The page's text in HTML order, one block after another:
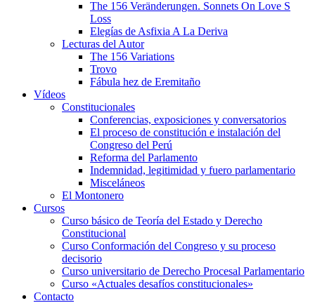
The 156 Veränderungen. Sonnets On Love S
Loss
Elegías de Asfixia A La Deriva
Lecturas del Autor
The 156 Variations
Trovo
Fábula hez de Eremitaño
Vídeos
Constitucionales
Conferencias, exposiciones y conversatorios
El proceso de constitución e instalación del
Congreso del Perú
Reforma del Parlamento
Indemnidad, legitimidad y fuero parlamentario
Misceláneos
El Montonero
Cursos
Curso básico de Teoría del Estado y Derecho
Constitucional
Curso Conformación del Congreso y su proceso
decisorio
Curso universitario de Derecho Procesal Parlamentario
Curso «Actuales desafíos constitucionales»
Contacto